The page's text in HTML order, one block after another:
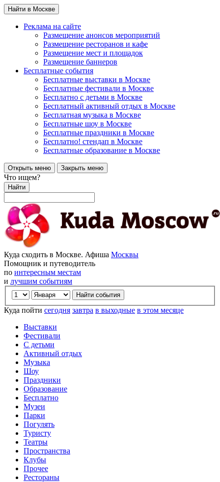
Найти в Москве
Реклама на сайте
Размещение анонсов мероприятий
Размещение ресторанов и кафе
Размещение мест и площадок
Размещение баннеров
Бесплатные события
Бесплатные выставки в Москве
Бесплатные фестивали в Москве
Бесплатно с детьми в Москве
Бесплатный активный отдых в Москве
Бесплатная музыка в Москве
Бесплатные шоу в Москве
Бесплатные праздники в Москве
Бесплатно! стендап в Москве
Бесплатные образование в Москве
Открыть меню Закрыть меню
Что ищем?
Найти
Куда сходить в Москве. Афиша Москвы
Помощник и путеводитель
по интересным местам
и лучшим событиям
Куда пойти сегодня завтра в выходные в этом месяце
Выставки
Фестивали
С детьми
Активный отдых
Музыка
Шоу
Праздники
Образование
Бесплатно
Музеи
Парки
Погулять
Туристу
Театры
Пространства
Клубы
Прочее
Рестораны